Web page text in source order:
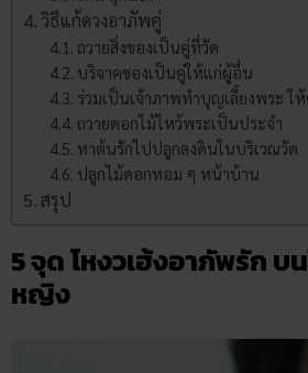
วิธีแก้ดวงอาภัพคู่
ถวายสิ่งของเป็นคู่ที่วัด
บริจาคของเป็นคู่ให้แก่ผู้อื่น
ร่วมเป็นเจ้าภาพทำบุญเลี้ยงพระ ให้
ถวายดอกไม้ไหว้พระเป็นประจำ
หาต้นรักไปปลูกลงดินในบริเวณวัด
ปลูกไม้ดอกหอม ๆ หน้าบ้าน
สรุป
5 จุด โหงวเฮ้ง​อาภัพ​รัก บ
หญิง